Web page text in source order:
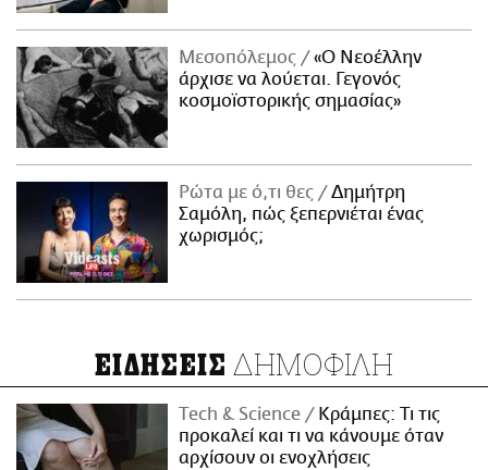
Μεσοπόλεμος
«Ο Νεοέλλην
άρχισε να λούεται. Γεγονός
κοσμοϊστορικής σημασίας»
Ρώτα με ό,τι θες
Δημήτρη
Σαμόλη, πώς ξεπερνιέται ένας
χωρισμός;
ΕΙΔΗΣΕΙΣ ΔΗΜΟΦΙΛΗ
Τech & Science
Κράμπες: Τι τις
προκαλεί και τι να κάνουμε όταν
αρχίσουν οι ενοχλήσεις